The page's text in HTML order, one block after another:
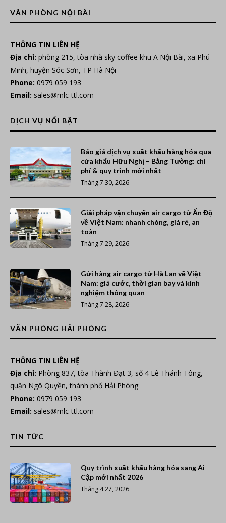
VĂN PHÒNG NỘI BÀI
THÔNG TIN LIÊN HỆ
Địa chỉ: phòng 215, tòa nhà sky coffee khu A Nội Bài, xã Phú
Minh, huyện Sóc Sơn, TP Hà Nội
Phone: 0979 059 193
Email: sales@mlc-ttl.com
DỊCH VỤ NỔI BẬT
Báo giá dịch vụ xuất khẩu hàng hóa qua
cửa khẩu Hữu Nghị – Bằng Tường: chi
phí & quy trình mới nhất
Tháng 7 30, 2026
Giải pháp vận chuyển air cargo từ Ấn Độ
về Việt Nam: nhanh chóng, giá rẻ, an
toàn
Tháng 7 29, 2026
Gửi hàng air cargo từ Hà Lan về Việt
Nam: giá cước, thời gian bay và kinh
nghiệm thông quan
Tháng 7 28, 2026
VĂN PHÒNG HẢI PHÒNG
THÔNG TIN LIÊN HỆ
Địa chỉ: Phòng 837, tòa Thành Đạt 3, số 4 Lê Thánh Tông,
quận Ngô Quyền, thành phố Hải Phòng
Phone: 0979 059 193
Email: sales@mlc-ttl.com
TIN TỨC
Quy trình xuất khẩu hàng hóa sang Ai
Cập mới nhất 2026
Tháng 4 27, 2026